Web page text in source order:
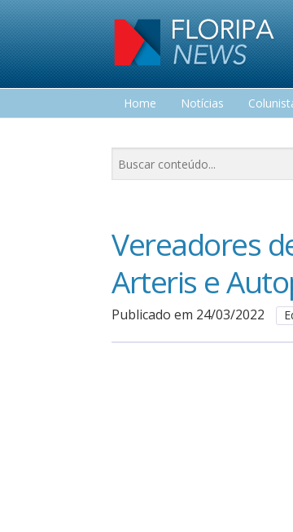
Home Notícias
Vereadores
Arteris e
Publicado em 24/03/2022